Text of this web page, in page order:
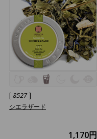
[8527]
シエラザード
1,170円